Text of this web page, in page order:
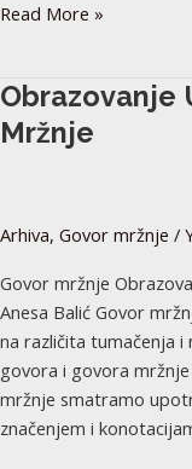
Read More »
Obrazovanje
Mržnje
Arhiva, Govor mržnje /
Govor mržnje
Anesa Balić Govor
na različita tumačenja
govora i govora
mržnje smatramo
značenjem i
Obrazovanje
u
borbi
mržnje